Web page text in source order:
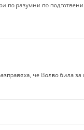
по разумни по
че Волво била